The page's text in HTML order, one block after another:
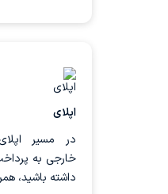
اپلای
در مسیر
خارجی به
داشته باشید،
هزینه‌های ارزی
فی دانشگاه،
استفاده از
صورت ریالی